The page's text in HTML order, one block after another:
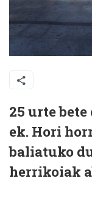
25 urte
ek. Hori
baliatuko
herrikoiak